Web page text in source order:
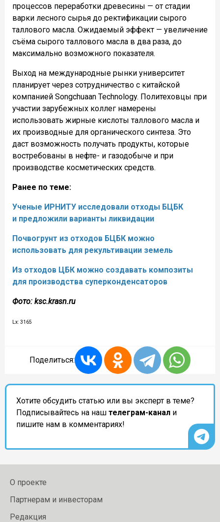
процессов переработки древесины — от стадии
варки лесного сырья до ректификации сырого
таллового масла. Ожидаемый эффект — увеличение
съёма сырого таллового масла в два раза, до
максимально возможного показателя.
Выход на международные рынки университет
планирует через сотрудничество с китайской
компанией Songchuaan Technology. Политеховцы при
участии зарубежных коллег намерены
использовать жирные кислоты таллового масла и
их производные для органического синтеза. Это
даст возможность получать продукты, которые
востребованы в нефте- и газодобыче и при
производстве косметических средств.
Ранее по теме:
Ученые ИРНИТУ исследовали отходы БЦБК
и предложили варианты ликвидации
Почвогрунт из отходов БЦБК можно
использовать для рекультивации земель
Из отходов ЦБК можно создавать композиты
для производства суперконденсаторов
Фото: ksc.krasn.ru
Lx: 3165
Поделиться:
Хотите обсудить статью или вы эксперт в теме?
Подписывайтесь на наш телеграм-канал и
пишите нам в комментариях!
О проекте
Партнерам и инвесторам
Редакция